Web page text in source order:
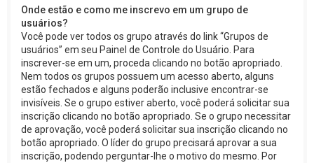
Onde estão e como me inscrevo em um grupo de
usuários?
Você pode ver todos os grupo através do link “Grupos de
usuários” em seu Painel de Controle do Usuário. Para
inscrever-se em um, proceda clicando no botão apropriado.
Nem todos os grupos possuem um acesso aberto, alguns
estão fechados e alguns poderão inclusive encontrar-se
invisíveis. Se o grupo estiver aberto, você poderá solicitar sua
inscrição clicando no botão apropriado. Se o grupo necessitar
de aprovação, você poderá solicitar sua inscrição clicando no
botão apropriado. O líder do grupo precisará aprovar a sua
inscrição, podendo perguntar-lhe o motivo do mesmo. Por